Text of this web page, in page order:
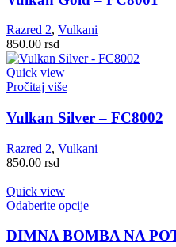
Razred 2, Vulkani
850.00 rsd
Quick view
Pročitaj više
Vulkan Silver – FC8002
Razred 2, Vulkani
850.00 rsd
Quick view
Odaberite opcijeOvaj
ima
DIMNA BOMBA NA